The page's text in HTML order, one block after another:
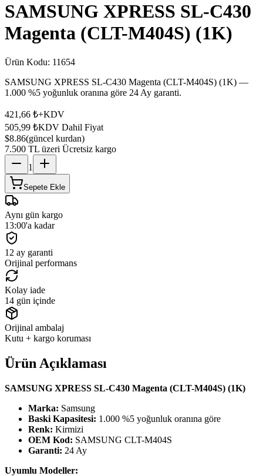
SAMSUNG XPRESS SL-C430
Magenta (CLT-M404S) (1K)
Ürün Kodu: 11654
SAMSUNG XPRESS SL-C430 Magenta (CLT-M404S) (1K) —
1.000 %5 yoğunluk oranına göre 24 Ay garanti.
421,66 ₺+KDV
505,99 ₺KDV Dahil Fiyat
$8.86(güncel kurdan)
7.500 TL üzeri Ücretsiz kargo
1
Sepete Ekle
Aynı gün kargo
13:00'a kadar
12 ay garanti
Orijinal performans
Kolay iade
14 gün içinde
Orijinal ambalaj
Kutu + kargo koruması
Ürün Açıklaması
SAMSUNG XPRESS SL-C430 Magenta (CLT-M404S) (1K)
Marka: Samsung
Baski Kapasitesi: 1.000 %5 yoğunluk oranına göre
Renk: Kirmizi
OEM Kod: SAMSUNG CLT-M404S
Garanti: 24 Ay
Uyumlu Modeller: